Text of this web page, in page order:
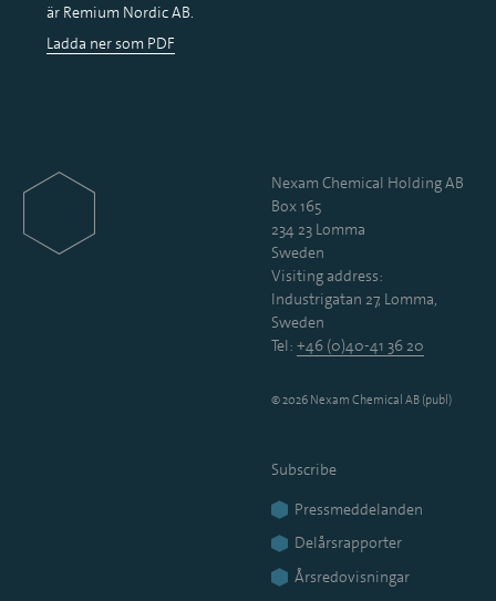
är Remium Nordic AB.
Ladda ner som PDF
Nexam Chemical Holding AB
Box 165
234 23 Lomma
Sweden
Visiting address:
Industrigatan 27, Lomma,
Sweden
Tel: +46 (0)40-41 36 20
© 2026 Nexam Chemical AB (publ)
Subscribe
Pressmeddelanden
Delårsrapporter
Årsredovisningar